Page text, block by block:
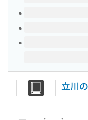
立川の